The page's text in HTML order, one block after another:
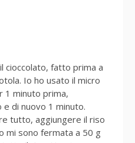
cioccolato, fatto prima a
Io ho usato il micro
1 minuto prima,
e di nuovo 1 minuto.
tutto, aggiungere il riso
mi sono fermata a 50 g